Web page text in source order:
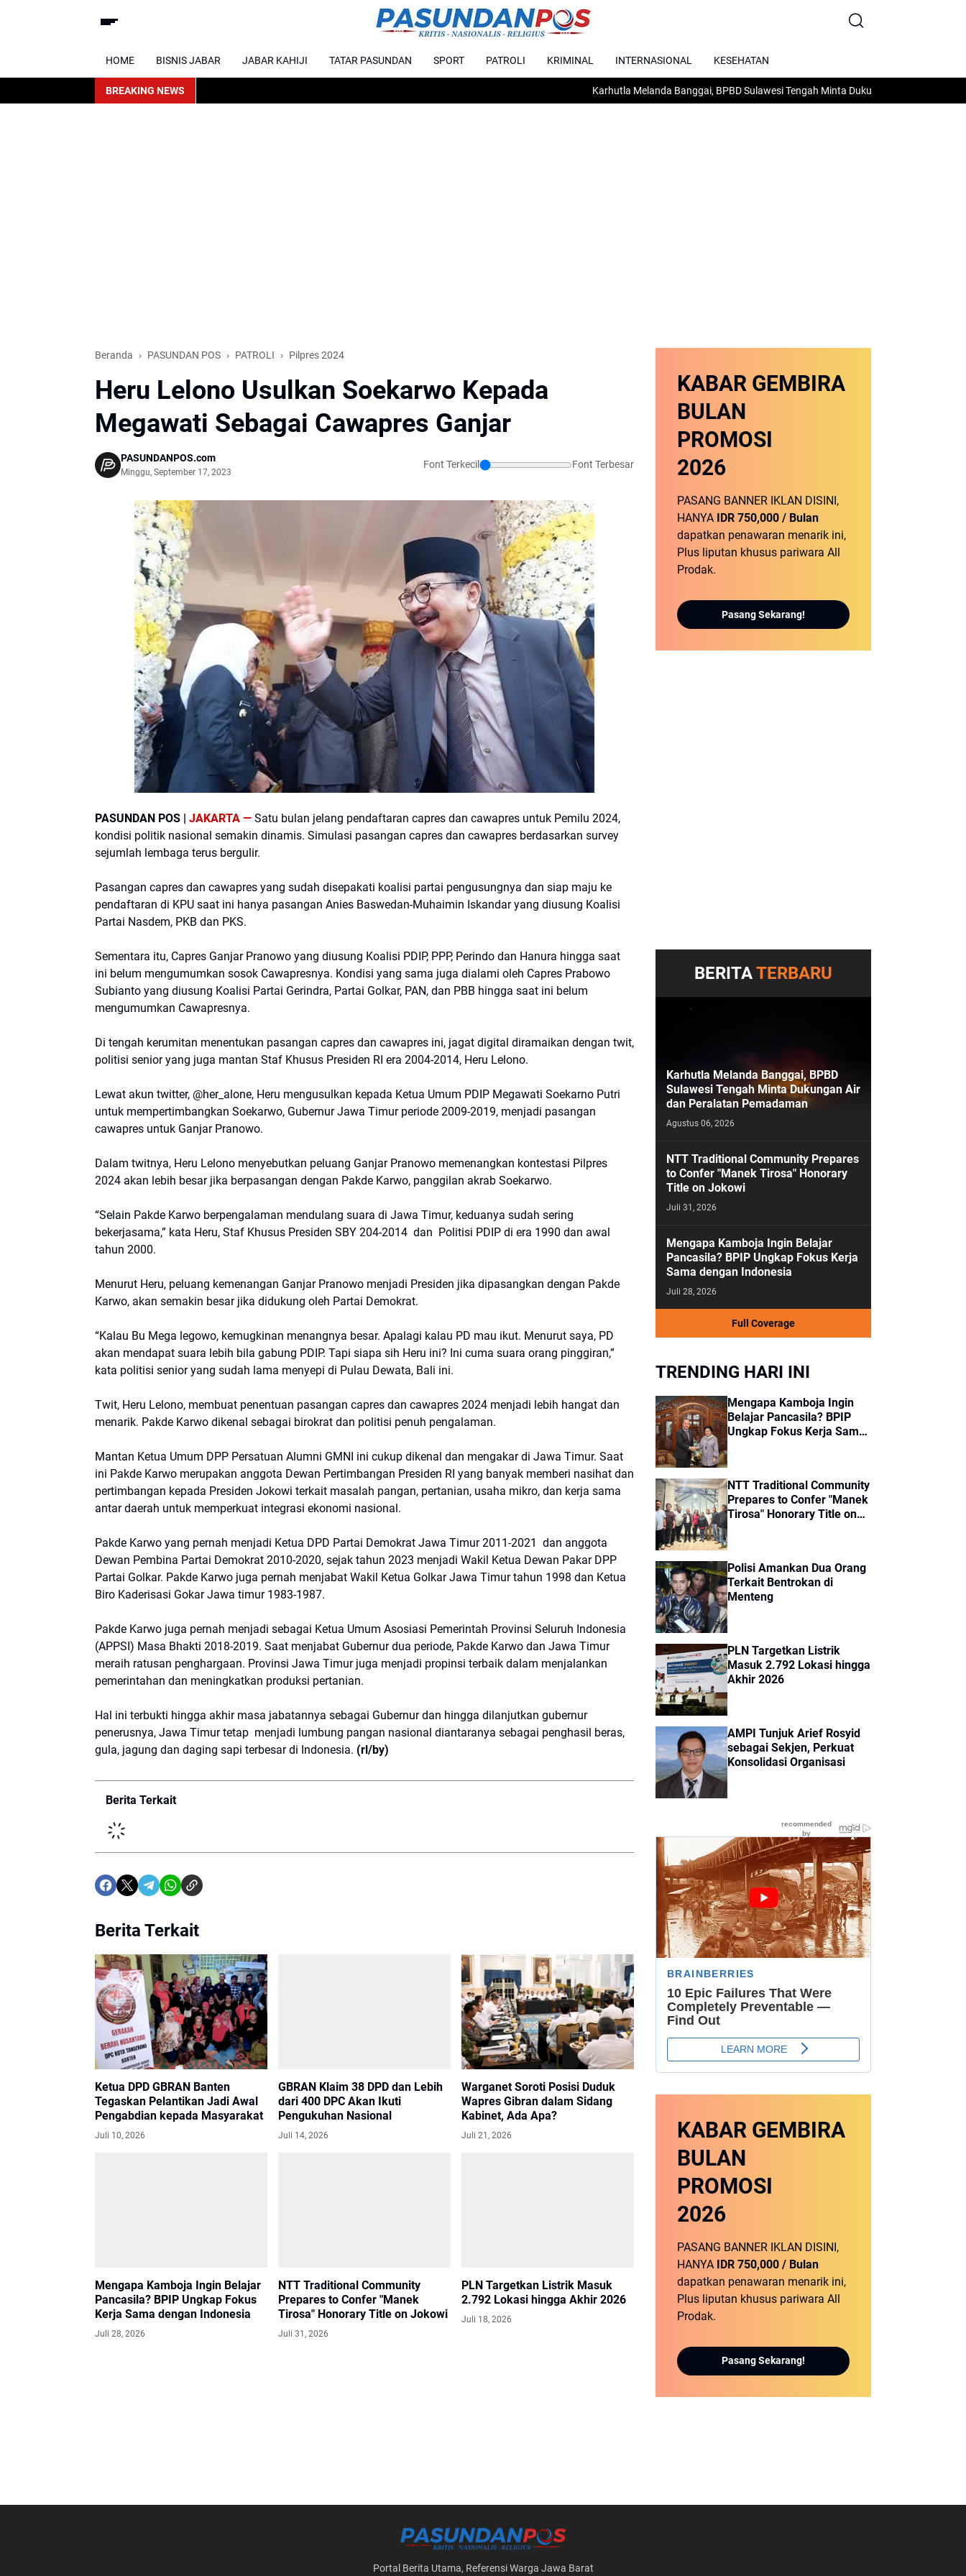
HOME BISNIS JABAR JABAR KAHIJI TATAR PASUNDAN SPORT PATROLI KRIMINAL INTERNASIONAL KESEHATAN
BREAKING NEWS Karhutla Melanda Banggai, BPBD Sulawesi Tengah Minta Dukungan Air dan Peralatan
Beranda PASUNDAN POS PATROLI Pilpres 2024
Heru Lelono Usulkan Soekarwo Kepada
Megawati Sebagai Cawapres Ganjar
PASUNDANPOS.com
Minggu, September 17, 2023
Font Terkecil Font Terbesar
PASUNDAN POS | JAKARTA — Satu bulan jelang pendaftaran capres dan cawapres untuk Pemilu 2024,
kondisi politik nasional semakin dinamis. Simulasi pasangan capres dan cawapres berdasarkan survey
sejumlah lembaga terus bergulir.
Pasangan capres dan cawapres yang sudah disepakati koalisi partai pengusungnya dan siap maju ke
pendaftaran di KPU saat ini hanya pasangan Anies Baswedan-Muhaimin Iskandar yang diusung Koalisi
Partai Nasdem, PKB dan PKS.
Sementara itu, Capres Ganjar Pranowo yang diusung Koalisi PDIP, PPP, Perindo dan Hanura hingga saat
ini belum mengumumkan sosok Cawapresnya. Kondisi yang sama juga dialami oleh Capres Prabowo
Subianto yang diusung Koalisi Partai Gerindra, Partai Golkar, PAN, dan PBB hingga saat ini belum
mengumumkan Cawapresnya.
Di tengah kerumitan menentukan pasangan capres dan cawapres ini, jagat digital diramaikan dengan twit,
politisi senior yang juga mantan Staf Khusus Presiden RI era 2004-2014, Heru Lelono.
Lewat akun twitter, @her_alone, Heru mengusulkan kepada Ketua Umum PDIP Megawati Soekarno Putri
untuk mempertimbangkan Soekarwo, Gubernur Jawa Timur periode 2009-2019, menjadi pasangan
cawapres untuk Ganjar Pranowo.
Dalam twitnya, Heru Lelono menyebutkan peluang Ganjar Pranowo memenangkan kontestasi Pilpres
2024 akan lebih besar jika berpasangan dengan Pakde Karwo, panggilan akrab Soekarwo.
“Selain Pakde Karwo berpengalaman mendulang suara di Jawa Timur, keduanya sudah sering
bekerjasama,” kata Heru, Staf Khusus Presiden SBY 204-2014 dan Politisi PDIP di era 1990 dan awal
tahun 2000.
Menurut Heru, peluang kemenangan Ganjar Pranowo menjadi Presiden jika dipasangkan dengan Pakde
Karwo, akan semakin besar jika didukung oleh Partai Demokrat.
“Kalau Bu Mega legowo, kemugkinan menangnya besar. Apalagi kalau PD mau ikut. Menurut saya, PD
akan mendapat suara lebih bila gabung PDIP. Tapi siapa sih Heru ini? Ini cuma suara orang pinggiran,”
kata politisi senior yang sudah lama menyepi di Pulau Dewata, Bali ini.
Twit, Heru Lelono, membuat penentuan pasangan capres dan cawapres 2024 menjadi lebih hangat dan
menarik. Pakde Karwo dikenal sebagai birokrat dan politisi penuh pengalaman.
Mantan Ketua Umum DPP Persatuan Alumni GMNI ini cukup dikenal dan mengakar di Jawa Timur. Saat
ini Pakde Karwo merupakan anggota Dewan Pertimbangan Presiden RI yang banyak memberi nasihat dan
pertimbangan kepada Presiden Jokowi terkait masalah pangan, pertanian, usaha mikro, dan kerja sama
antar daerah untuk memperkuat integrasi ekonomi nasional.
Pakde Karwo yang pernah menjadi Ketua DPD Partai Demokrat Jawa Timur 2011-2021 dan anggota
Dewan Pembina Partai Demokrat 2010-2020, sejak tahun 2023 menjadi Wakil Ketua Dewan Pakar DPP
Partai Golkar. Pakde Karwo juga pernah menjabat Wakil Ketua Golkar Jawa Timur tahun 1998 dan Ketua
Biro Kaderisasi Gokar Jawa timur 1983-1987.
Pakde Karwo juga pernah menjadi sebagai Ketua Umum Asosiasi Pemerintah Provinsi Seluruh Indonesia
(APPSI) Masa Bhakti 2018-2019. Saat menjabat Gubernur dua periode, Pakde Karwo dan Jawa Timur
meraih ratusan penghargaan. Provinsi Jawa Timur juga menjadi propinsi terbaik dalam menjalankan
pemerintahan dan meningkatkan produksi pertanian.
Hal ini terbukti hingga akhir masa jabatannya sebagai Gubernur dan hingga dilanjutkan gubernur
penerusnya, Jawa Timur tetap menjadi lumbung pangan nasional diantaranya sebagai penghasil beras,
gula, jagung dan daging sapi terbesar di Indonesia. (rl/by)
Berita Terkait
Berita Terkait
Ketua DPD GBRAN Banten
Tegaskan Pelantikan Jadi Awal
Pengabdian kepada Masyarakat
Juli 10, 2026
GBRAN Klaim 38 DPD dan Lebih
dari 400 DPC Akan Ikuti
Pengukuhan Nasional
Juli 14, 2026
Warganet Soroti Posisi Duduk
Wapres Gibran dalam Sidang
Kabinet, Ada Apa?
Juli 21, 2026
Mengapa Kamboja Ingin Belajar
Pancasila? BPIP Ungkap Fokus
Kerja Sama dengan Indonesia
Juli 28, 2026
NTT Traditional Community
Prepares to Confer "Manek
Tirosa" Honorary Title on Jokowi
Juli 31, 2026
PLN Targetkan Listrik Masuk
2.792 Lokasi hingga Akhir 2026
Juli 18, 2026
KABAR GEMBIRA
BULAN
PROMOSI
2026
PASANG BANNER IKLAN DISINI,
HANYA IDR 750,000 / Bulan
dapatkan penawaran menarik ini,
Plus liputan khusus pariwara All
Prodak.
Pasang Sekarang!
BERITATERBARU
Karhutla Melanda Banggai, BPBD
Sulawesi Tengah Minta Dukungan Air
dan Peralatan Pemadaman
Agustus 06, 2026
NTT Traditional Community Prepares
to Confer "Manek Tirosa" Honorary
Title on Jokowi
Juli 31, 2026
Mengapa Kamboja Ingin Belajar
Pancasila? BPIP Ungkap Fokus Kerja
Sama dengan Indonesia
Juli 28, 2026
Full Coverage
TRENDING HARI INI
Mengapa Kamboja Ingin
Belajar Pancasila? BPIP
Ungkap Fokus Kerja Sama
NTT Traditional Community
Prepares to Confer "Manek
Tirosa" Honorary Title on
Polisi Amankan Dua Orang
Terkait Bentrokan di
Menteng
PLN Targetkan Listrik
Masuk 2.792 Lokasi hingga
Akhir 2026
AMPI Tunjuk Arief Rosyid
sebagai Sekjen, Perkuat
Konsolidasi Organisasi
KABAR GEMBIRA
BULAN
PROMOSI
2026
PASANG BANNER IKLAN DISINI,
HANYA IDR 750,000 / Bulan
dapatkan penawaran menarik ini,
Plus liputan khusus pariwara All
Prodak.
Pasang Sekarang!
Portal Berita Utama, Referensi Warga Jawa Barat